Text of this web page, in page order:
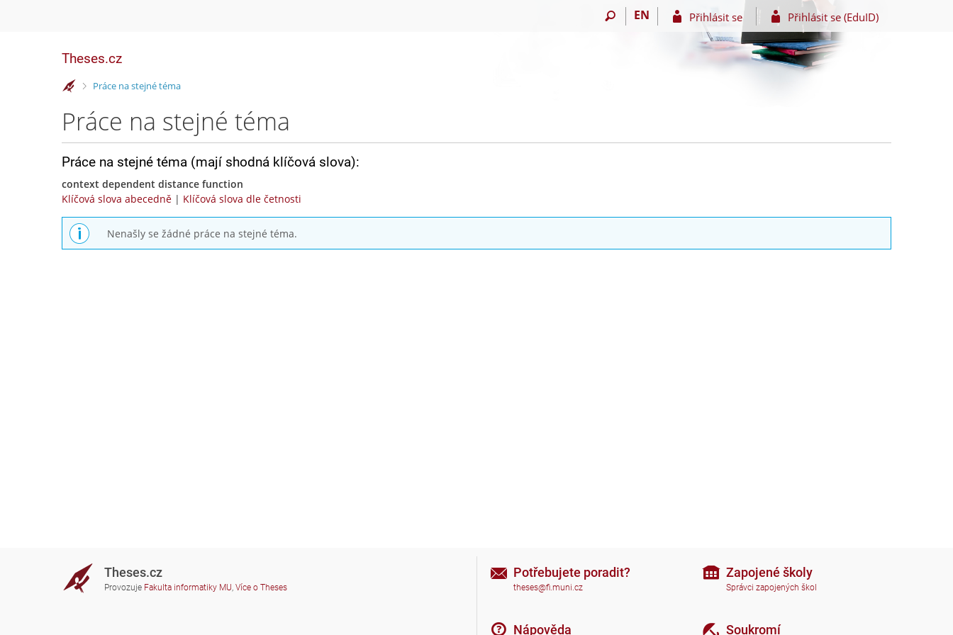
EN Přihlásit se Přihlásit se (EduID)
Theses.cz
>Práce na stejné téma
Práce na stejné téma
Práce na stejné téma (mají shodná klíčová slova):
context dependent distance function
Klíčová slova abecedně | Klíčová slova dle četnosti
Nenašly se žádné práce na stejné téma.
Theses.cz
Provozuje Fakulta informatiky MU, Více o Theses
Potřebujete poradit?
theses@fi.muni.cz
Nápověda
Zapojené školy
Správci zapojených škol
Soukromí